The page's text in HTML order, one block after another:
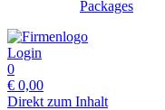
Packages
Login
0
€ 0,00
Direkt zum Inhalt